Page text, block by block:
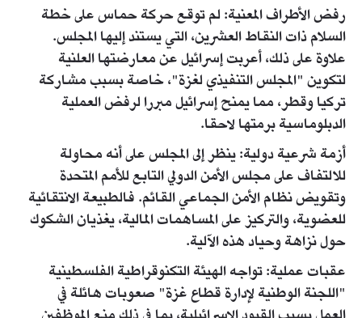
رفض الأطراف المعنية: لم توقع حركة حماس على خطة
السلام ذات النقاط العشرين، التي يستند إليها المجلس.
علاوة على ذلك، أعربت إسرائيل عن معارضتها العلنية
لتكوين "المجلس التنفيذي لغزة"، خاصة بسبب مشاركة
تركيا وقطر، مما يمنح إسرائيل مبررا لرفض العملية
الدبلوماسية برمتها لاحقا.
أزمة شرعية دولية: ينظر إلى المجلس على أنه محاولة
للالتفاف على مجلس الأمن الدولي التابع للأمم المتحدة
وتقويض نظام الأمن الجماعي القائم. فالطبيعة الانتقائية
للعضوية، والتركيز على المساهمات المالية، يغذيان الشكوك
حول نزاهة وحياد هذه الآلية.
عقبات عملية: تواجه الهيئة التكنوقراطية الفلسطينية
"اللجنة الوطنية لإدارة قطاع غزة" صعوبات هائلة في